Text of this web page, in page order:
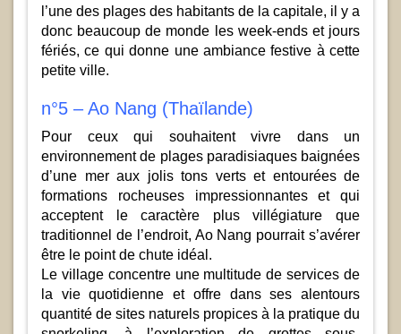
l’une des plages des habitants de la capitale, il y a
donc beaucoup de monde les week-ends et jours
fériés, ce qui donne une ambiance festive à cette
petite ville.
n°5 – Ao Nang (Thaïlande)
Pour ceux qui souhaitent vivre dans un
environnement de plages paradisiaques baignées
d’une mer aux jolis tons verts et entourées de
formations rocheuses impressionnantes et qui
acceptent le caractère plus villégiature que
traditionnel de l’endroit, Ao Nang pourrait s’avérer
être le point de chute idéal.
Le village concentre une multitude de services de
la vie quotidienne et offre dans ses alentours
quantité de sites naturels propices à la pratique du